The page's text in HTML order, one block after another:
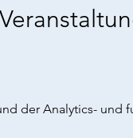
der Analytics- und